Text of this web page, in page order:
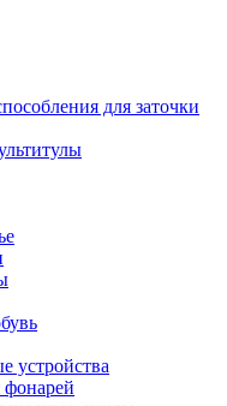
для заточки
устройства